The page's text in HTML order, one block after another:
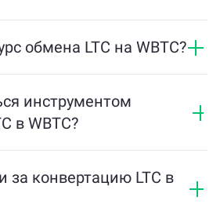
обмена LTC на WBTC?
LTC. Этот курс колеблется в
условий, спроса и
ликвидности.
инструментом
в WBTC?
рассчитает
WBTC, которое вы
за конвертацию LTC в